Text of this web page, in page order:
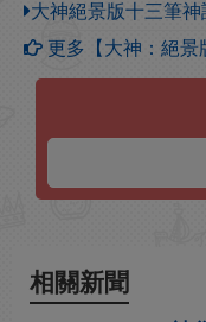
大神絕景版十三筆神
更多【大神：絕景
相關新聞